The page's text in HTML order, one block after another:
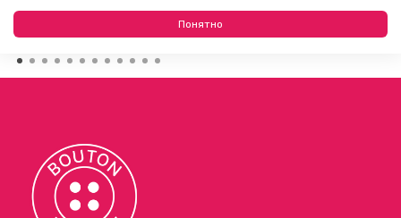
Понятно